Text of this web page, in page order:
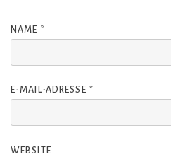
NAME *
E-MAIL-ADRESSE *
WEBSITE